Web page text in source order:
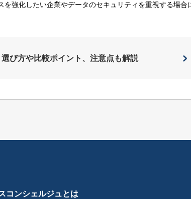
強化したい企業やデータのセキュリティを重視する場合
び方や比較ポイント、注意点も解説
コンシェルジュとは